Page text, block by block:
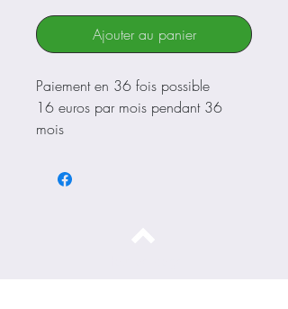
Ajouter au panier
Paiement en 36 fois possible
16 euros par mois pendant 36
mois
Cadre et fourche en Reynols 531